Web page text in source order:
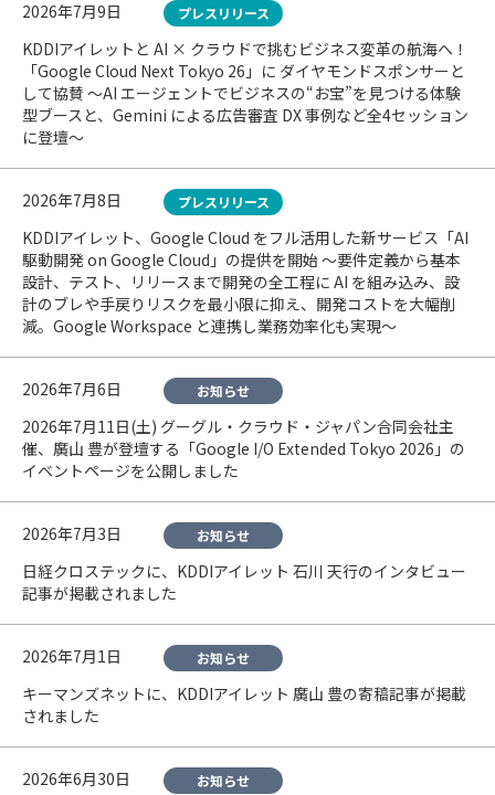
2026年7月9日 プレスリリース
KDDIアイレットと AI × クラウドで挑むビジネス変革の航海へ！
「Google Cloud Next Tokyo 26」に ダイヤモンドスポンサーと
して協賛 〜AI エージェントでビジネスの“お宝”を見つける体験
型ブースと、Gemini による広告審査 DX 事例など全4セッション
に登壇〜
2026年7月8日 プレスリリース
KDDIアイレット、Google Cloud をフル活用した新サービス「AI
駆動開発 on Google Cloud」の提供を開始 〜要件定義から基本
設計、テスト、リリースまで開発の全工程に AI を組み込み、設
計のブレや手戻りリスクを最小限に抑え、開発コストを大幅削
減。Google Workspace と連携し業務効率化も実現〜
2026年7月6日 お知らせ
2026年7月11日(土) グーグル・クラウド・ジャパン合同会社主
催、廣山 豊が登壇する「Google I/O Extended Tokyo 2026」の
イベントページを公開しました
2026年7月3日 お知らせ
日経クロステックに、KDDIアイレット 石川 天行のインタビュー
記事が掲載されました
2026年7月1日 お知らせ
キーマンズネットに、KDDIアイレット 廣山 豊の寄稿記事が掲載
されました
2026年6月30日 お知らせ